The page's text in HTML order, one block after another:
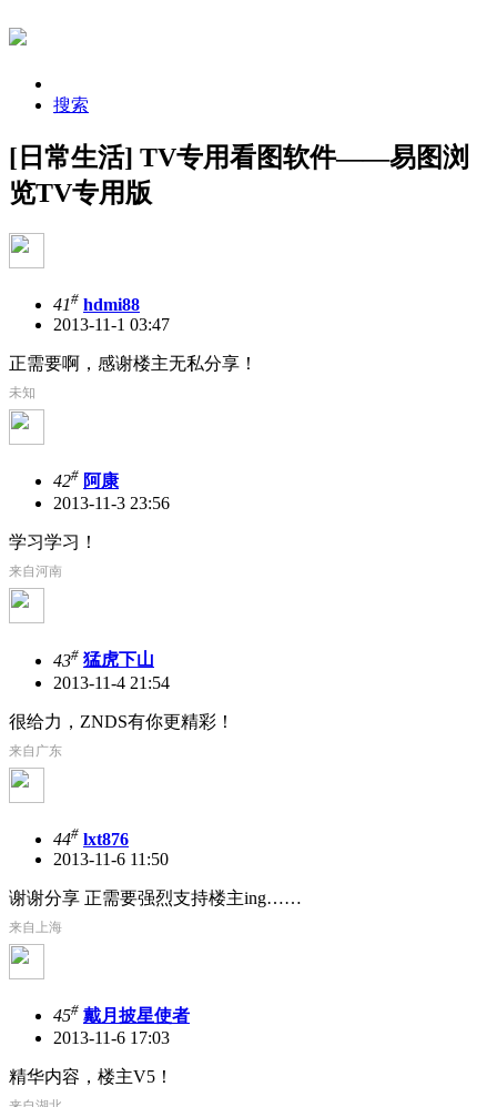
搜索
[日常生活] TV专用看图软件——易图浏
览TV专用版
41# hdmi88
2013-11-1 03:47
正需要啊，感谢楼主无私分享！
未知
42# 阿康
2013-11-3 23:56
学习学习！
来自河南
43# 猛虎下山
2013-11-4 21:54
很给力，ZNDS有你更精彩！
来自广东
44# lxt876
2013-11-6 11:50
谢谢分享 正需要强烈支持楼主ing……
来自上海
45# 戴月披星使者
2013-11-6 17:03
精华内容，楼主V5！